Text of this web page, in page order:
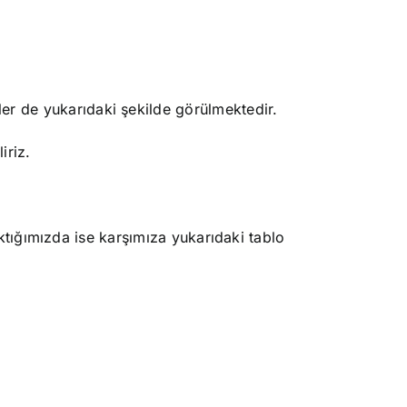
de yukarıdaki şekilde görülmektedir.
ise karşımıza yukarıdaki tablo